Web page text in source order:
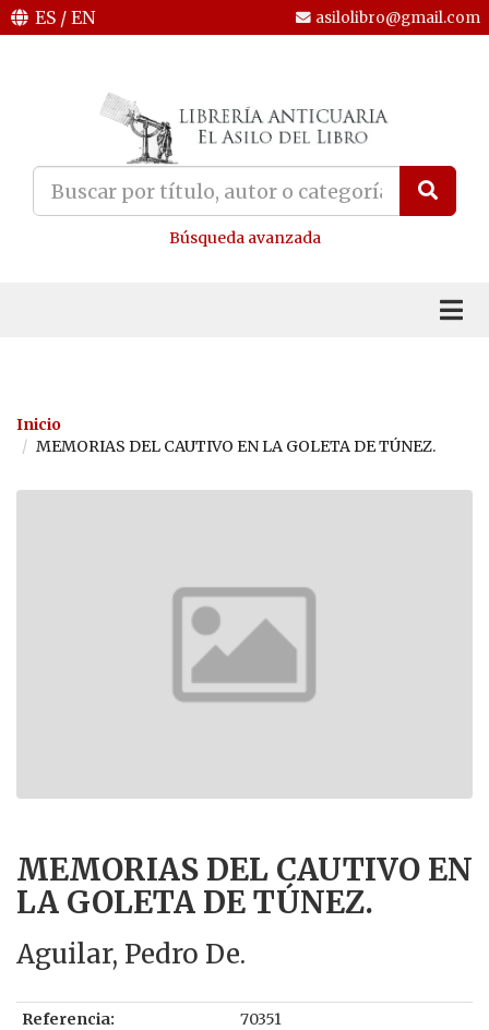
ES / EN asilolibro@gmail.com
Búsqueda avanzada
Inicio
MEMORIAS DEL CAUTIVO EN LA GOLETA DE TÚNEZ.
MEMORIAS DEL CAUTIVO EN
LA GOLETA DE TÚNEZ.
Aguilar, Pedro De.
Referencia: 70351